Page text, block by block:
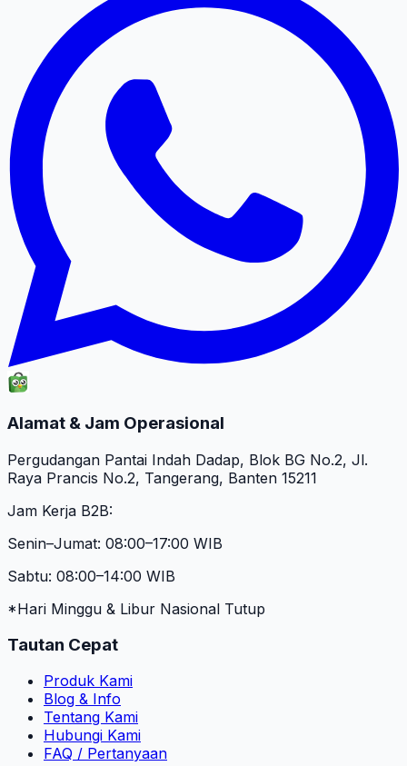
Alamat & Jam Operasional
Pergudangan Pantai Indah Dadap, Blok BG No.2, Jl.
Raya Prancis No.2, Tangerang, Banten 15211
Jam Kerja B2B:
Senin–Jumat: 08:00–17:00 WIB
Sabtu: 08:00–14:00 WIB
*Hari Minggu & Libur Nasional Tutup
Tautan Cepat
Produk Kami
Blog & Info
Tentang Kami
Hubungi Kami
FAQ / Pertanyaan